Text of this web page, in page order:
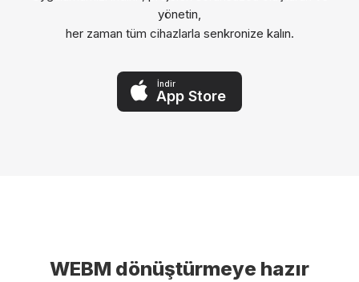
yönetin,
her zaman tüm cihazlarla senkronize kalın.
İndir
App Store
WEBM dönüştürmeye hazır